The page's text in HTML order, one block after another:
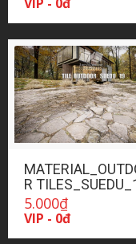
R
5.000₫
VIP - 0đ